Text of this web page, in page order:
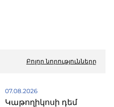
Բոլոր նորությունները
07.08.2026
Կաթողիկոսի դեմ